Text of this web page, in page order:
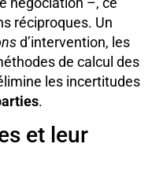
réciproques. Un
d’intervention, les
de calcul des
les incertitudes
.
et leur